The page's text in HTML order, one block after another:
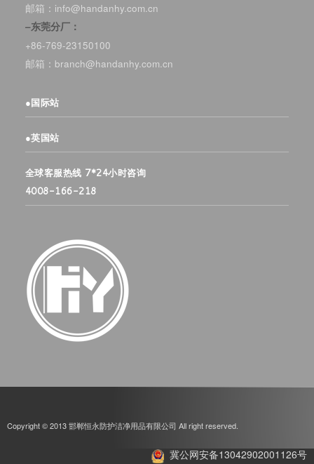
邮箱：info@handanhy.com.cn
–东莞分厂：
+86-769-23150100
邮箱：branch@handanhy.com.cn
●国际站
●英国站
全球客服热线 7*24小时咨询
4008-166-218
Copyright © 2013 邯郸恒永防护洁净用品有限公司 All right reserved.
冀公网安备13042902001126号